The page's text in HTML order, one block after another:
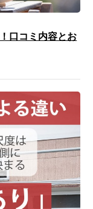
口コミ内容とお